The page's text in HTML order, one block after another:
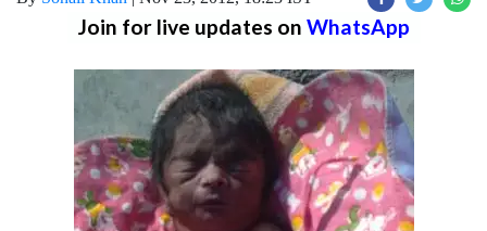
Join for live updates on WhatsApp